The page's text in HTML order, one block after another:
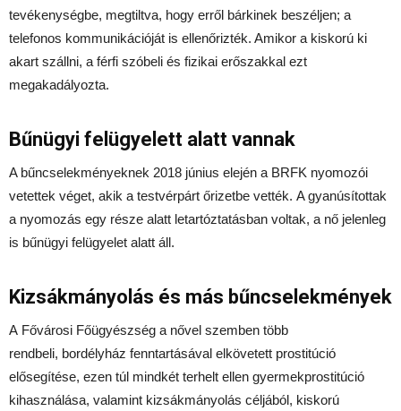
tevékenységbe, megtiltva, hogy erről bárkinek beszéljen; a
telefonos kommunikációját is ellenőrizték. Amikor a kiskorú ki
akart szállni, a férfi szóbeli és fizikai erőszakkal ezt
megakadályozta.
Bűnügyi felügyelett alatt vannak
A bűncselekményeknek 2018 június elején a BRFK nyomozói
vetettek véget, akik a testvérpárt őrizetbe vették. A gyanúsítottak
a nyomozás egy része alatt letartóztatásban voltak, a nő jelenleg
is bűnügyi felügyelet alatt áll.
Kizsákmányolás és más bűncselekmények
A Fővárosi Főügyészség a nővel szemben több
rendbeli, bordélyház fenntartásával elkövetett prostitúció
elősegítése, ezen túl mindkét terhelt ellen gyermekprostitúció
kihasználása, valamint kizsákmányolás céljából, kiskorú